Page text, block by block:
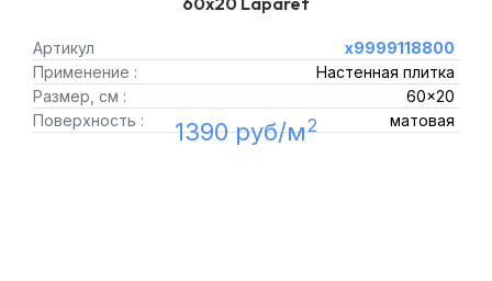
Артикул
х9999118800
Применение :
Настенная плитка
Размер, см :
60x20
Поверхность :
матовая
1390 руб/м2